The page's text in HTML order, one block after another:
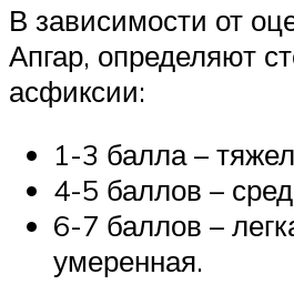
В зависимости от
Апгар, определяют
асфиксии:
1-3 балла –
4-5 баллов –
6-7 баллов –
умеренная.